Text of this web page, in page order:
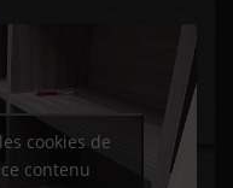
cookies de
contenu